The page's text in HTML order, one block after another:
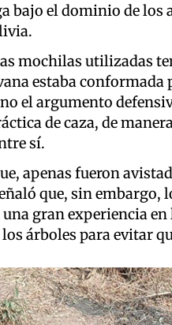
bajo el dominio de los
mochilas utilizadas
estaba
el argumento
de caza, de
sí.
apenas fueron
que, sin
gran experiencia
árboles para evitar